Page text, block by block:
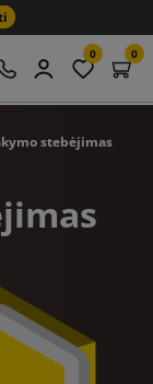
0 0
stebėjimas